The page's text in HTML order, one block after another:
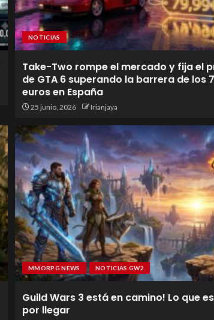
NOTICIAS
Take-Two rompe el mercado y fija el
de GTA 6 superando la barrera de los
euros en España
25 junio, 2026 Irianjaya
MMORPG NEWS NOTICIAS GW2
Guild Wars 3 está en camino! Lo que
por llegar